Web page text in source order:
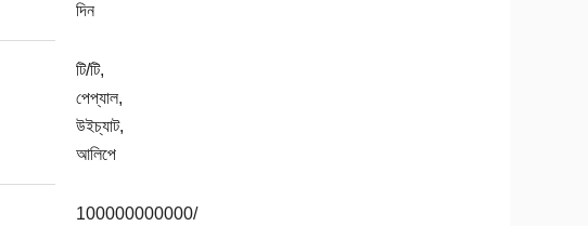
দিন
টি/টি,
পেপ্যাল,
উইচ্যাট,
আলিপে
100000000000/